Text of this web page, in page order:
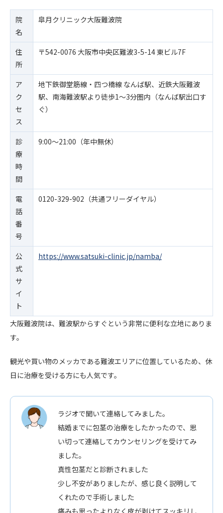
院
名
皐月クリニック大阪難波院
住
所
〒542-0076 大阪市中央区難波3-5-14 東ビル7F
ア
ク
セ
ス
地下鉄御堂筋線・四つ橋線 なんば駅、近鉄大阪難波
駅、南海難波駅より徒歩1～3分圏内（なんば駅出口す
ぐ）
診
療
時
間
9:00～21:00（年中無休）
電
話
番
号
0120-329-902（共通フリーダイヤル）
公
式
サ
イ
ト
https://www.satsuki-clinic.jp/namba/
大阪難波院は、難波駅からすぐという非常に便利な立地にありま
す。
観光や買い物のメッカである難波エリアに位置しているため、休
日に治療を受ける方にも人気です。
ラジオで聞いて連絡してみました。
結婚までに包茎の治療をしたかったので、思
い切って連絡してカウンセリングを受けてみ
ました。
真性包茎だと診断されました
少し不安がありましたが、感じ良く説明して
くれたので手術しました
痛みも思ったよりなく皮が剥けてスッキリし